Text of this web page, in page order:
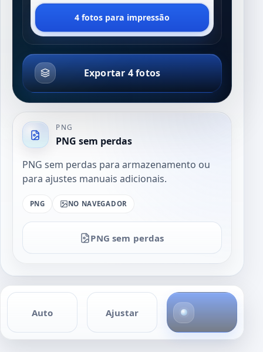
4 fotos para impressão
Exportar 4 fotos
PNG
PNG sem perdas
PNG sem perdas para armazenamento ou
para ajustes manuais adicionais.
PNG NO NAVEGADOR
PNG sem perdas
Auto Ajustar
o